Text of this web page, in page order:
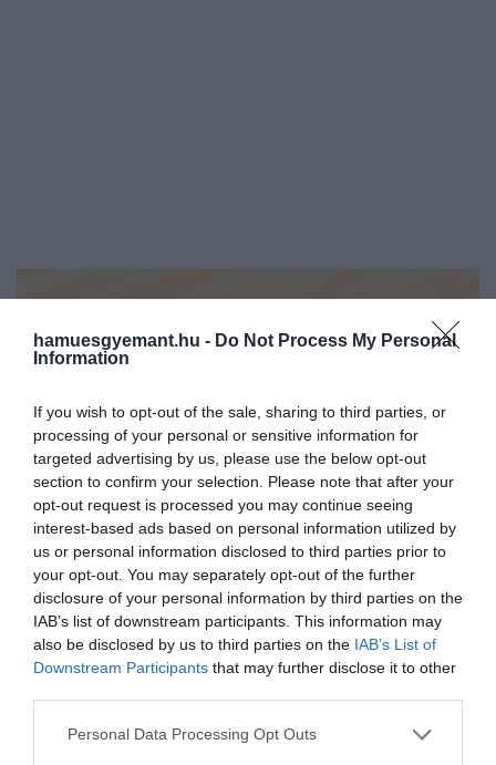
hamuesgyemant.hu - Do Not Process My Personal
Information
If you wish to opt-out of the sale, sharing to third parties, or
processing of your personal or sensitive information for
targeted advertising by us, please use the below opt-out
section to confirm your selection. Please note that after your
opt-out request is processed you may continue seeing
interest-based ads based on personal information utilized by
us or personal information disclosed to third parties prior to
your opt-out. You may separately opt-out of the further
disclosure of your personal information by third parties on the
IAB’s list of downstream participants. This information may
also be disclosed by us to third parties on the IAB’s List of
Downstream Participants that may further disclose it to other
Please note that this website/app uses one or more Google
Personal Data Processing Opt Outs
Az okostelefonok használata és a
5 hatékony módszer, amivel